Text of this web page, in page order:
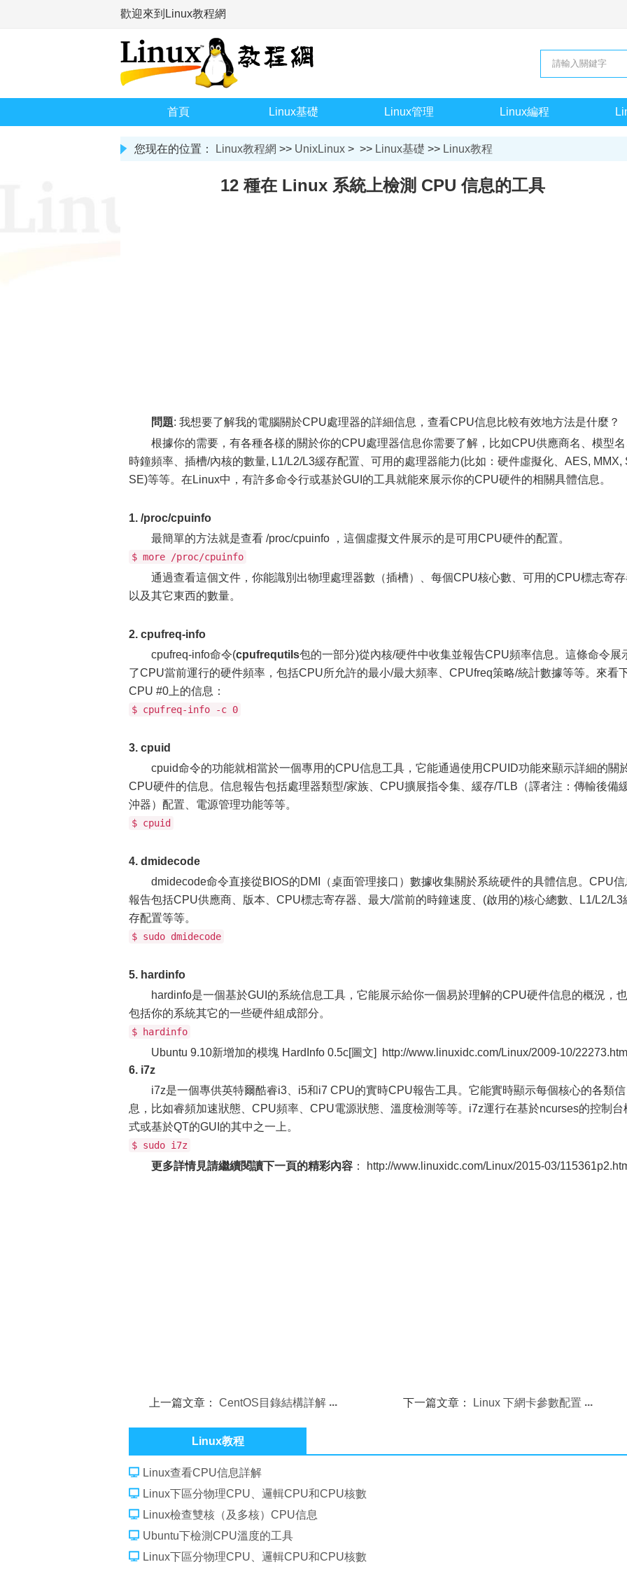
歡迎來到Linux教程網
首頁 Linux基礎 Linux管理 Linux編程
您现在的位置： Linux教程網 >> UnixLinux > >> Linux基礎 >> Linux教程
12 種在 Linux 系統上檢測 CPU 信息的工具
問題: 我想要了解我的電腦關於CPU處理器的詳細信息，查看CPU信息比較有效地方法是什麼？
根據你的需要，有各種各樣的關於你的CPU處理器信息你需要了解，比如CPU供應商名、模型名
時鐘頻率、插槽/內核的數量, L1/L2/L3緩存配置、可用的處理器能力(比如：硬件虛擬化、AES, MMX,
SE)等等。在Linux中，有許多命令行或基於GUI的工具就能來展示你的CPU硬件的相關具體信息。
1. /proc/cpuinfo
最簡單的方法就是查看 /proc/cpuinfo ，這個虛擬文件展示的是可用CPU硬件的配置。
$ more /proc/cpuinfo
通過查看這個文件，你能識別出物理處理器數（插槽）、每個CPU核心數、可用的CPU標志寄存
以及其它東西的數量。
2. cpufreq-info
cpufreq-info命令(cpufrequtils包的一部分)從內核/硬件中收集並報告CPU頻率信息。這條命令展
了CPU當前運行的硬件頻率，包括CPU所允許的最小/最大頻率、CPUfreq策略/統計數據等等。來看
CPU #0上的信息：
$ cpufreq-info -c 0
3. cpuid
cpuid命令的功能就相當於一個專用的CPU信息工具，它能通過使用CPUID功能來顯示詳細的關
CPU硬件的信息。信息報告包括處理器類型/家族、CPU擴展指令集、緩存/TLB（譯者注：傳輸後備
沖器）配置、電源管理功能等等。
$ cpuid
4. dmidecode
dmidecode命令直接從BIOS的DMI（桌面管理接口）數據收集關於系統硬件的具體信息。CPU信
報告包括CPU供應商、版本、CPU標志寄存器、最大/當前的時鐘速度、(啟用的)核心總數、L1/L2/L3
存配置等等。
$ sudo dmidecode
5. hardinfo
hardinfo是一個基於GUI的系統信息工具，它能展示給你一個易於理解的CPU硬件信息的概況，也
包括你的系統其它的一些硬件組成部分。
$ hardinfo
Ubuntu 9.10新增加的模塊 HardInfo 0.5c[圖文] http://www.linuxidc.com/Linux/2009-10/22273.htm
6. i7z
i7z是一個專供英特爾酷睿i3、i5和i7 CPU的實時CPU報告工具。它能實時顯示每個核心的各類信
息，比如睿頻加速狀態、CPU頻率、CPU電源狀態、溫度檢測等等。i7z運行在基於ncurses的控制台
式或基於QT的GUI的其中之一上。
$ sudo i7z
更多詳情見請繼續閱讀下一頁的精彩內容 ： http://www.linuxidc.com/Linux/2015-03/
上一篇文章：CentOS目錄結構詳解 下一篇文章： Linux 下網卡參數配置
Linux教程
Linux查看CPU信息詳解
Linux下區分物理CPU、邏輯CPU和CPU核數
Linux檢查雙核（及多核）CPU信息
Ubuntu下檢測CPU溫度的工具
Linux下區分物理CPU、邏輯CPU和CPU核數